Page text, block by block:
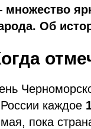
Об
каждое
пока